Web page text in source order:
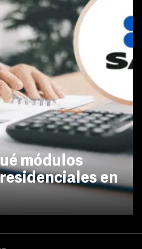
módulos
en